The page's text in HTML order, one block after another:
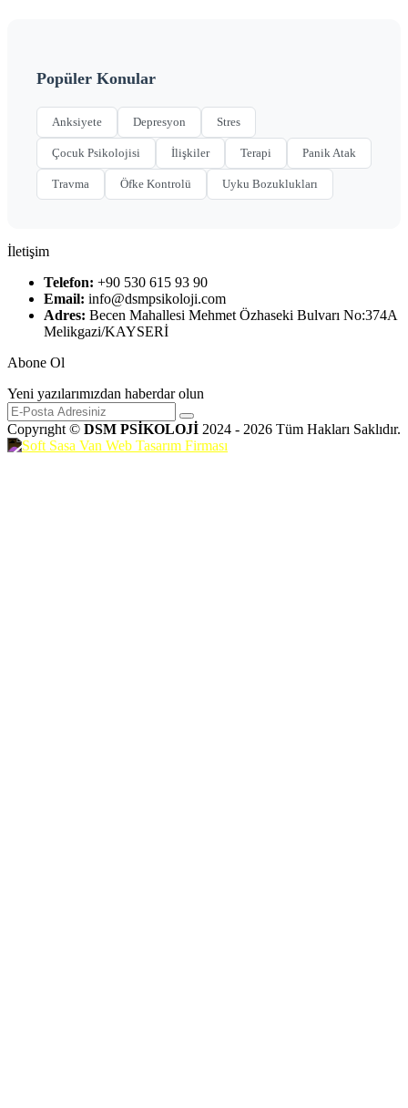
Popüler Konular
Anksiyete Depresyon Stres
Çocuk Psikolojisi İlişkiler Terapi Panik Atak
Travma Öfke Kontrolü Uyku Bozuklukları
İletişim
Telefon: +90 530 615 93 90
Email: info@dsmpsikoloji.com
Adres: Becen Mahallesi Mehmet Özhaseki Bulvarı No:374A
Melikgazi/KAYSERİ
Abone Ol
Yeni yazılarımızdan haberdar olun
Copyrıght © DSM PSİKOLOJİ 2024 - 2026 Tüm Hakları Saklıdır.